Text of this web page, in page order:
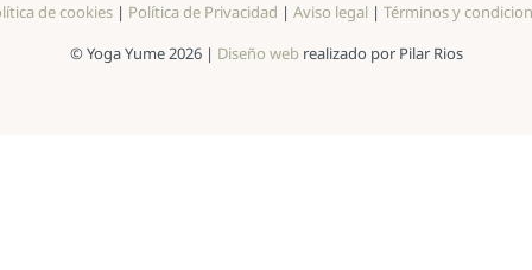
de cookies | Política de Privacidad | Aviso legal | Términos y
© Yoga Yume 2026 | Diseño webrealizado por Pilar Rios